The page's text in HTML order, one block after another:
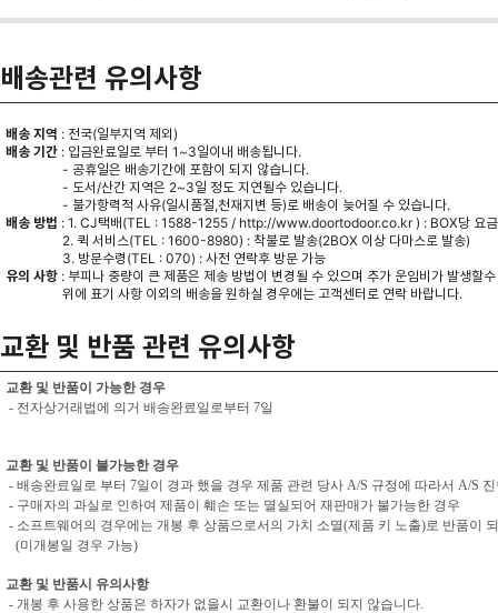
배송관련 유의사항
배송 지역 : 전국(일부지역 제외)
배송 기간 : 입금완료일로 부터 1~3일이내 배송됩니다.
- 공휴일은 배송기간에 포함이 되지 않습니다.
- 도서/산간 지역은 2~3일 정도 지연될수 있습니다.
- 불가항력적 사유(일시품절,천재지변 등)로 배송이 늦어질 수 있습니다.
배송 방법 : 1. CJ택배(TEL : 1588-1255 / http://www.doortodoor.co.kr) : BOX당 요
2. 퀵 서비스(TEL : 1600-8980) : 착불로 발송(2BOX 이상 다마스로 발송)
3. 방문수령(TEL : 070) : 사전 연락후 방문 가능
유의 사항 : 부피나 중량이 큰 제품은 제송 방법이 변경될 수 있으며 추가 운임비가 발생할
위에 표기 사항 이외의 배송을 원하실 경우에는 고객센터로 연락 바랍니다.
교환 및 반품 관련 유의사항
교환 및 반품이 가능한 경우
- 전자상거래법에 의거 배송완료일로부터 7일
교환 및 반품이 불가능한 경우
- 배송완료일로 부터 7일이 경과 했을 경우 제품 관련 당사 A/S 규정에 따라서 A/S
- 구매자의 과실로 인하여 제품이 훼손 또는 멸실되어 재판매가 불가능한 경우
- 소프트웨어의 경우에는 개봉 후 상품으로서의 가치 소멸(제품 키 노출)로 반품이
(미개봉일 경우 가능)
교환 및 반품시 유의사항
- 개봉 후 사용한 상품은 하자가 없을시 교환이나 환불이 되지 않습니다.